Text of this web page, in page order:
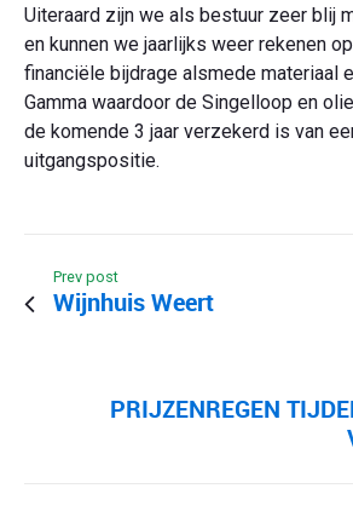
Uiteraard zijn we als bestuur zeer blij
en kunnen we jaarlijks weer rekenen
financiële bijdrage alsmede materiaal
Gamma waardoor de Singelloop en
de komende 3 jaar verzekerd is van
uitgangspositie.
Prev post
Wijnhuis Weert
PRIJZENREGEN